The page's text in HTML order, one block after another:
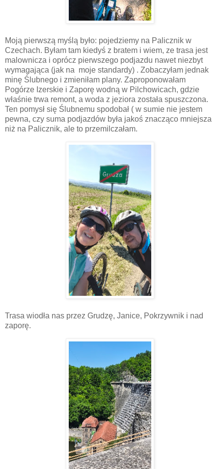
Moją pierwszą myślą było: pojedziemy na Palicznik w
Czechach. Byłam tam kiedyś z bratem i wiem, ze trasa jest
malownicza i oprócz pierwszego podjazdu nawet niezbyt
wymagająca (jak na moje standardy) . Zobaczyłam jednak
minę Ślubnego i zmieniłam plany. Zaproponowałam
Pogórze Izerskie i Zaporę wodną w Pilchowicach, gdzie
właśnie trwa remont, a woda z jeziora została spuszczona.
Ten pomysł się Ślubnemu spodobał ( w sumie nie jestem
pewna, czy suma podjazdów była jakoś znacząco mniejsza
niż na Palicznik, ale to przemilczałam.
Trasa wiodła nas przez Grudzę, Janice, Pokrzywnik i nad
zaporę.